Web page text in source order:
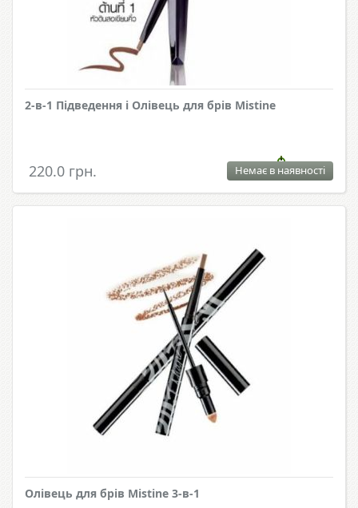
2-в-1 Підведення і Олівець для брів Mistine
220.0 грн. Немає в наявності
Олівець для брів Mistine 3-в-1